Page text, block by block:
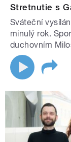
Stretnutie s
Sváteční
minulý rok.
duchovním